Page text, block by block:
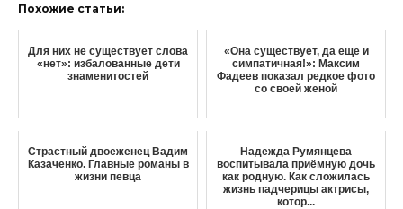
Похожие статьи:
Для них не существует слова
«нет»: избалованные дети
знаменитостей
«Она существует, да еще и
симпатичная!»: Максим
Фадеев показал редкое фото
со своей женой
Страстный двоеженец Вадим
Казаченко. Главные романы в
жизни певца
Надежда Румянцева
воспитывала приёмную дочь
как родную. Как сложилась
жизнь падчерицы актрисы,
котор...